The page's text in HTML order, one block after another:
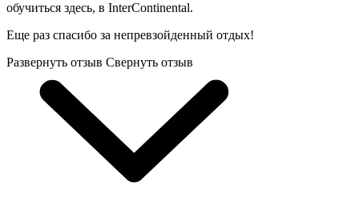
обучиться здесь, в InterContinental.
Еще раз спасибо за непревзойденный отдых!
Развернуть отзыв Свернуть отзыв